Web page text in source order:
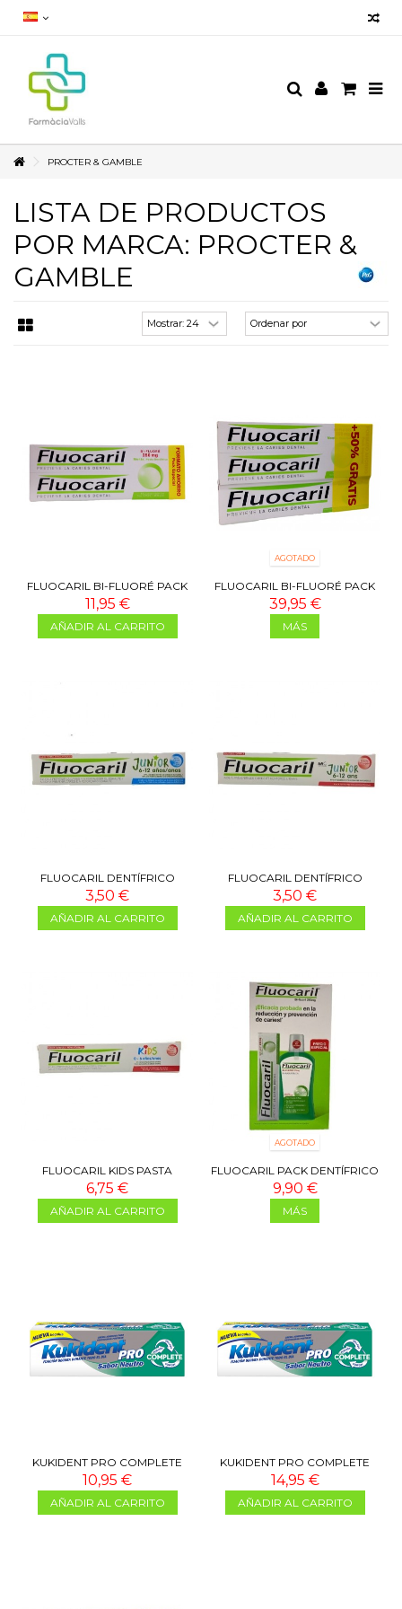
PROCTER & GAMBLE
LISTA DE PRODUCTOS
POR MARCA: PROCTER &
GAMBLE
FLUOCARIL BI-FLUORÉ PACK
AHORRO 2X125 ML
11,95 €
AÑADIR AL CARRITO
AGOTADO
FLUOCARIL BI-FLUORÉ PACK
AHORRO 3X125 ML
39,95 €
MÁS
FLUOCARIL DENTÍFRICO
JUNIOR CHICLE 75 ML
3,50 €
AÑADIR AL CARRITO
FLUOCARIL DENTÍFRICO
JUNIOR FRUTOS ROJOS 75 ML
3,50 €
AÑADIR AL CARRITO
FLUOCARIL KIDS PASTA
DENTÍFRICA FRESA 50 ML
6,75 €
AÑADIR AL CARRITO
AGOTADO
FLUOCARIL PACK DENTÍFRICO
125 ML + COLUTORIO 500 ML
9,90 €
MÁS
KUKIDENT PRO COMPLETE
NEUTRO 47G
10,95 €
AÑADIR AL CARRITO
KUKIDENT PRO COMPLETE
NEUTRO 70G
14,95 €
AÑADIR AL CARRITO